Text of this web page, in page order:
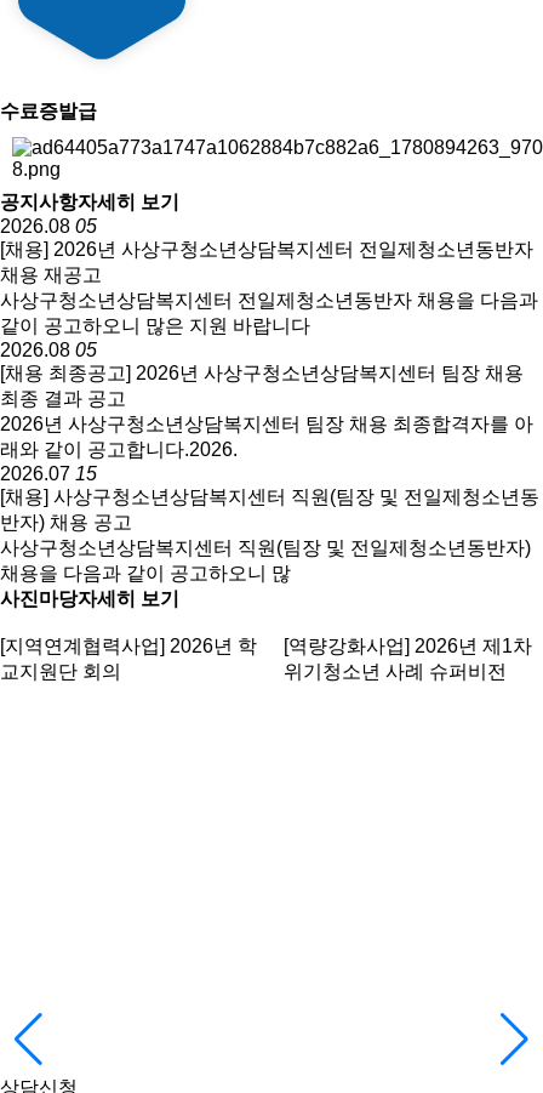
수료증발급
공지사항자세히 보기
2026.08 05
[채용] 2026년 사상구청소년상담복지센터 전일제청소년동반자
채용 재공고
사상구청소년상담복지센터 전일제청소년동반자 채용을 다음과
같이 공고하오니 많은 지원 바랍니다
2026.08 05
[채용 최종공고] 2026년 사상구청소년상담복지센터 팀장 채용
최종 결과 공고
2026년 사상구청소년상담복지센터 팀장 채용 최종합격자를 아
래와 같이 공고합니다.2026.
2026.07 15
[채용] 사상구청소년상담복지센터 직원(팀장 및 전일제청소년동
반자) 채용 공고
사상구청소년상담복지센터 직원(팀장 및 전일제청소년동반자)
채용을 다음과 같이 공고하오니 많
사진마당자세히 보기
[지역연계협력사업] 2026년 학
교지원단 회의
[역량강화사업] 2026년 제1차
위기청소년 사례 슈퍼비전
상담신청